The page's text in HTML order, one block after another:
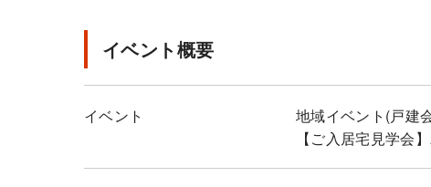
イベント概要
イベント
地域イベント(戸建
【ご入居宅見学会